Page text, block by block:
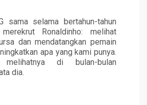
sama selama bertahun-tahun
Ronaldinho: melihat
dan mendatangkan pemain
apa yang kami punya.
di bulan-bulan
dia.